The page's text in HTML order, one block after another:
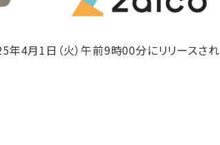
年4月1日（火）午前9時00分にリリースされ